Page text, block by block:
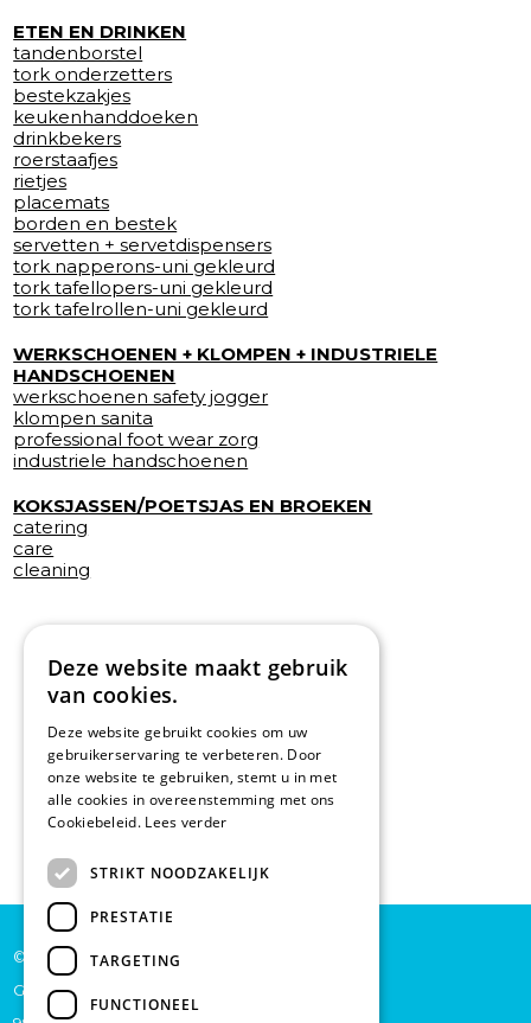
ETEN EN DRINKEN
tandenborstel
tork onderzetters
bestekzakjes
keukenhanddoeken
drinkbekers
roerstaafjes
rietjes
placemats
borden en bestek
servetten + servetdispensers
tork napperons-uni gekleurd
tork tafellopers-uni gekleurd
tork tafelrollen-uni gekleurd
WERKSCHOENEN + KLOMPEN + INDUSTRIELE
HANDSCHOENEN
werkschoenen safety jogger
klompen sanita
professional foot wear zorg
industriele handschoenen
KOKSJASSEN/POETSJAS EN BROEKEN
catering
care
cleaning
© De Backer CP bv
Grote Baan 45
Deze website maakt gebruik
van cookies.
Deze website gebruikt cookies om uw
gebruikerservaring te verbeteren. Door
onze website te gebruiken, stemt u in met
alle cookies in overeenstemming met ons
Cookiebeleid. Lees verder
STRIKT NOODZAKELIJK
PRESTATIE
TARGETING
FUNCTIONEEL